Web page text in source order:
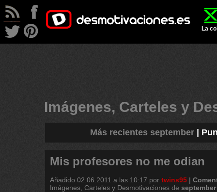
La
Imágenes, Carteles y
Más recientes september
Mis profesores no me odian
Añadido 02.06.2011 a las 10:17 por twins95 |
Imágenes, Carteles y Desmotivaciones de september